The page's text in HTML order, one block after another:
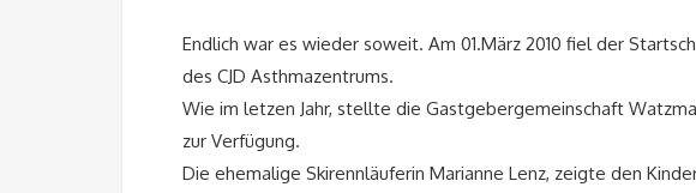
Endlich war es wieder soweit. Am 01.März 2010 fiel der
des CJD Asthmazentrums.
Wie im letzen Jahr, stellte die Gastgebergemeinschaft
zur Verfügung.
Die ehemalige Skirennläuferin Marianne Lenz, zeigte den